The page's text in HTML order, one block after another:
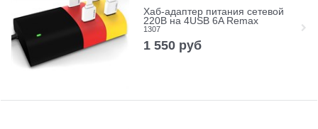
Хаб-адаптер питания сетевой
220В на 4USB 6A Remax
1307
1 550 руб